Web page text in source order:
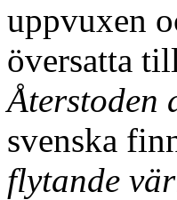
uppvuxen
översatta
Återstoden
svenska
flytande